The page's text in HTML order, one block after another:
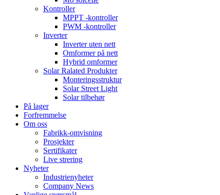
Kontroller
MPPT -kontroller
PWM -kontroller
Inverter
Inverter uten nett
Omformer på nett
Hybrid omformer
Solar Ralated Produkter
Monteringsstruktur
Solar Street Light
Solar tilbehør
På lager
Forfremmelse
Om oss
Fabrikk-omvisning
Prosjekter
Sertifikater
Live strering
Nyheter
Industrienyheter
Company News